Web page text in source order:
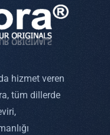
hizmet veren
tüm dillerde